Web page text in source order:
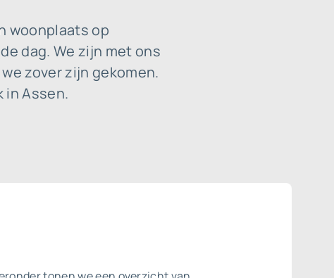
woonplaats op
dag. We zijn met ons
zover zijn gekomen.
in Assen.